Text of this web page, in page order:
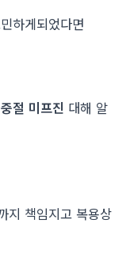
하게되었다면
절 미프진 대해 알
지 책임지고 복용상